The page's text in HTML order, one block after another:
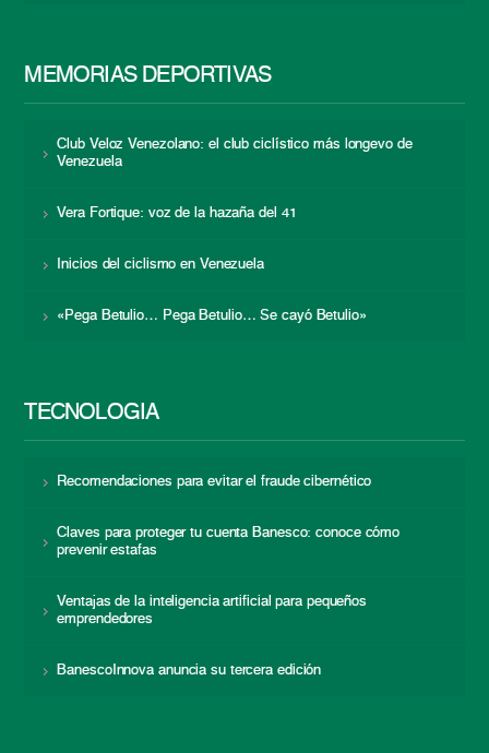
MEMORIAS DEPORTIVAS
Club Veloz Venezolano: el club ciclístico más longevo de
Venezuela
Vera Fortique: voz de la hazaña del 41
Inicios del ciclismo en Venezuela
«Pega Betulio… Pega Betulio… Se cayó Betulio»
TECNOLOGÍA
Recomendaciones para evitar el fraude cibernético
Claves para proteger tu cuenta Banesco: conoce cómo
prevenir estafas
Ventajas de la inteligencia artificial para pequeños
emprendedores
BanescoInnova anuncia su tercera edición